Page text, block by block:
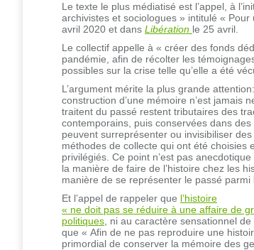
Le texte le plus médiatisé est l’appel, à
archivistes et sociologues » intitulé «
avril 2020 et dans Libération le 25 avril.
Le collectif appelle à « créer des fonds
pandémie, afin de récolter les
possibles sur la crise telle qu’elle a été
L’argument mérite la plus grande
construction d’une mémoire n’est jamais
traitent du passé restent tributaires des
contemporains, puis conservées dans
peuvent surreprésenter ou invisibiliser
méthodes de collecte qui ont été choisies
privilégiés. Ce point n’est pas
la manière de faire de l’histoire chez les
manière de se représenter le passé parmi
Et l’appel de rappeler que l’histoire
« ne doit pas se réduire à une affaire de
politiques , ni au caractère sensationnel
que « Afin de ne pas reproduire une
primordial de conserver la mémoire des